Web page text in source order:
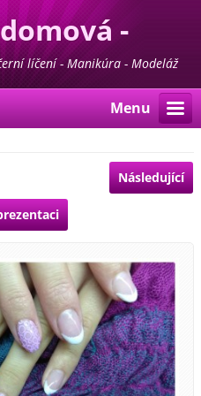
-
Manikúra -
líčení - Manikúra - Modeláž
kosmetiky For Life & Madaga
Menu
Následující